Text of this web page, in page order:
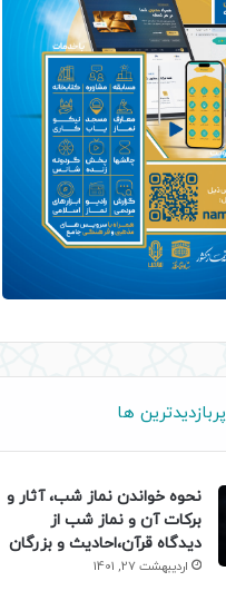
پربازدیدترین ها
نحوه خواندن نماز شب، آثار و
برکات آن و نماز شب از
دیدگاه قرآن،احادیث و بزرگان
اردیبهشت 27, 1401